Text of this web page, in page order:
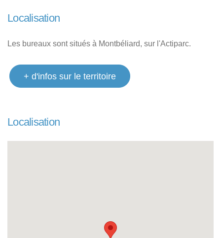
Localisation
Les bureaux sont situés à Montbéliard, sur l'Actiparc.
+ d'infos sur le territoire
Localisation